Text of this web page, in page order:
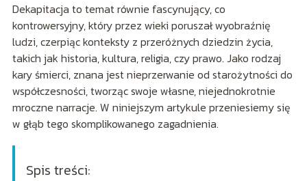
Dekapitacja to temat równie fascynujący, co
kontrowersyjny, który przez wieki poruszał wyobraźnię
ludzi, czerpiąc konteksty z przeróżnych dziedzin życia,
takich jak historia, kultura, religia, czy prawo. Jako rodzaj
kary śmierci, znana jest nieprzerwanie od starożytności do
współczesności, tworząc swoje własne, niejednokrotnie
mroczne narracje. W niniejszym artykule przeniesiemy się
w głąb tego skomplikowanego zagadnienia.
Spis treści: